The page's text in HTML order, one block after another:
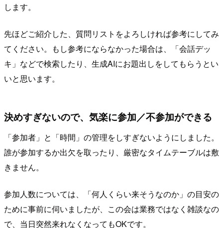
します。
先ほどご紹介した、質問リストをよろしければ参考にしてみ
てください。もし参考にならなかった場合は、「会話デッ
キ」などで検索したり、生成AIにお題出しをしてもらうとい
いと思います。
決めすぎないので、気楽に参加／不参加ができる
「参加者」と「時間」の管理をしすぎないようにしました。
誰が参加するか出欠を取ったり、厳密なタイムテーブルは敷
きません。
参加人数については、「何人くらい来そうなのか」の目安の
ために事前に伺いましたが、この会は業務ではなく雑談なの
で、当日突然来れなくなってもOKです。